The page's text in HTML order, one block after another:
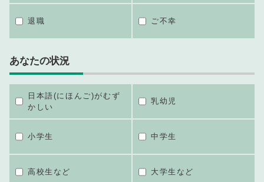
退職 ご不幸
あなたの状況
日本語(にほんご)がむず
かしい
乳幼児
小学生 中学生
高校生など 大学生など